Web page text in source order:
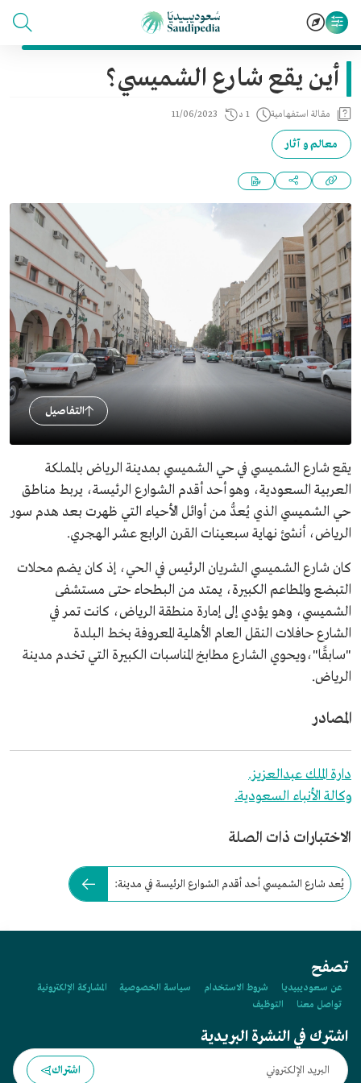
أين يقع شارع الشميسي؟
مقالة استفهامية 1 د 11/06/2023
معالم و آثار
التفاصيل
يقع شارع الشميسي في حي الشميسي بمدينة الرياض بالمملكة
العربية السعودية، وهو أحد أقدم الشوارع الرئيسة، يربط مناطق
حي الشميسي الذي يُعدُّ من أوائل الأحياء التي ظهرت بعد هدم سور
الرياض، أنشئ نهاية سبعينات القرن الرابع عشر الهجري.
كان شارع الشميسي الشريان الرئيس في الحي، إذ كان يضم محلات
التبضع والمطاعم الكبيرة، يمتد من البطحاء حتى مستشفى
الشميسي، وهو يؤدي إلى إمارة منطقة الرياض، كانت تمر في
الشارع حافلات النقل العام الأهلية المعروفة بخط البلدة
"سابقًا"،ويحوي الشارع مطابخ المناسبات الكبيرة التي تخدم مدينة
الرياض.
المصادر
دارة الملك عبدالعزيز.
وكالة الأنباء السعودية.
الاختبارات ذات الصلة
يُعد شارع الشميسي أحد أقدم الشوارع الرئيسة في مدينة:
تصفح
عن سعوديبيديا شروط الاستخدام سياسة الخصوصية
المشاركة الإلكترونية
تواصل معنا
التوظيف
اشترك في النشرة البريدية
اشتراك